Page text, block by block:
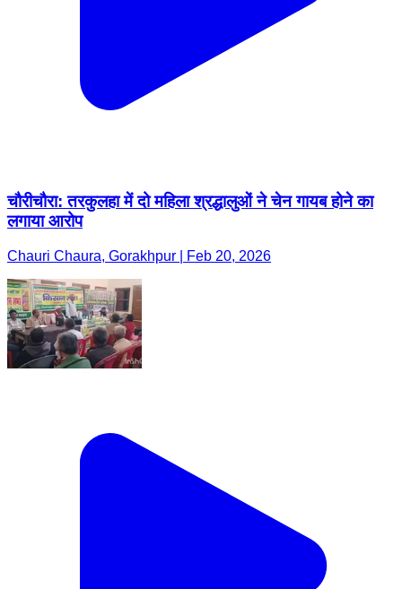
चौरीचौरा: तरकुलहा में दो महिला श्रद्धालुओं ने चेन गायब होने का
लगाया आरोप
Chauri Chaura, Gorakhpur | Feb 20, 2026